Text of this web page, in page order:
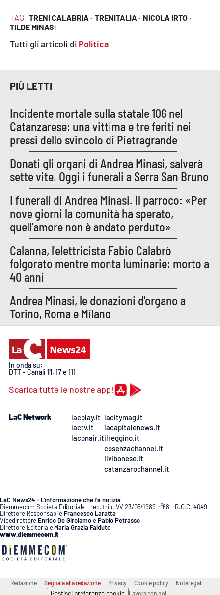
Crotone
Vibo Valentia
Lamezia Terme
SPECIALI
Buona Sanità Calabria
LA
CALABRIAVISIONE
Destinazioni
Eventi
Food
Storie
LAC
NETWORK
Lacplay.it
Lacapitalenews.it
Ilreggino.it
Cosenzachannel.it
Ilvibonese.it
TAG TRENI CALABRIA · TRENITALIA · NICOLA IRTO ·
TILDE MINASI
Tutti gli articoli di Politica
PIÙ LETTI
Incidente mortale sulla statale 106 nel
Catanzarese: una vittima e tre feriti nei
pressi dello svincolo di Pietragrande
Donati gli organi di Andrea Minasi, salverà
sette vite. Oggi i funerali a Serra San Bruno
I funerali di Andrea Minasi. Il parroco: «Per
nove giorni la comunità ha sperato,
quell’amore non è andato perduto»
Calanna, l'elettricista Fabio Calabrò
folgorato mentre monta luminarie: morto a
40 anni
Andrea Minasi, le donazioni d'organo a
Torino, Roma e Milano
In onda su:
DTT - Canali 11, 17 e 111
Scarica tutte le nostre app!
LaC Network
lacplay.it
lactv.it
laconair.it
lacitymag.it
lacapitalenews.it
ilreggino.it
cosenzachannel.it
ilvibonese.it
catanzarochannel.it
LaC News24 - L’informazione che fa notizia
Diemmecom Società Editoriale - reg. trib. VV 23/05/1989 n°68 - R.O.C. 4049
Direttore Responsabile Francesco Laratta
Vicedirettore Enrico De GirolamoePablo Petrasso
Direttore Editoriale Maria Grazia Falduto
www.diemmecom.it
Redazione Segnala alla redazione Privacy Cookie policy Note legali
Gestisci preferenze cookie Lavora con noi